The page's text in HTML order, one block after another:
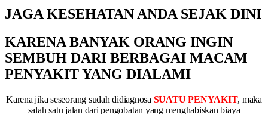
JAGA KESEHATAN ANDA SEJAK DINI
KARENA BANYAK ORANG INGIN
SEMBUH DARI BERBAGAI MACAM
PENYAKIT YANG DIALAMI
Karena jika seseorang sudah didiagnosa SUATU PENYAKIT, maka
salah satu jalan dari pengobatan yang menghabiskan biaya